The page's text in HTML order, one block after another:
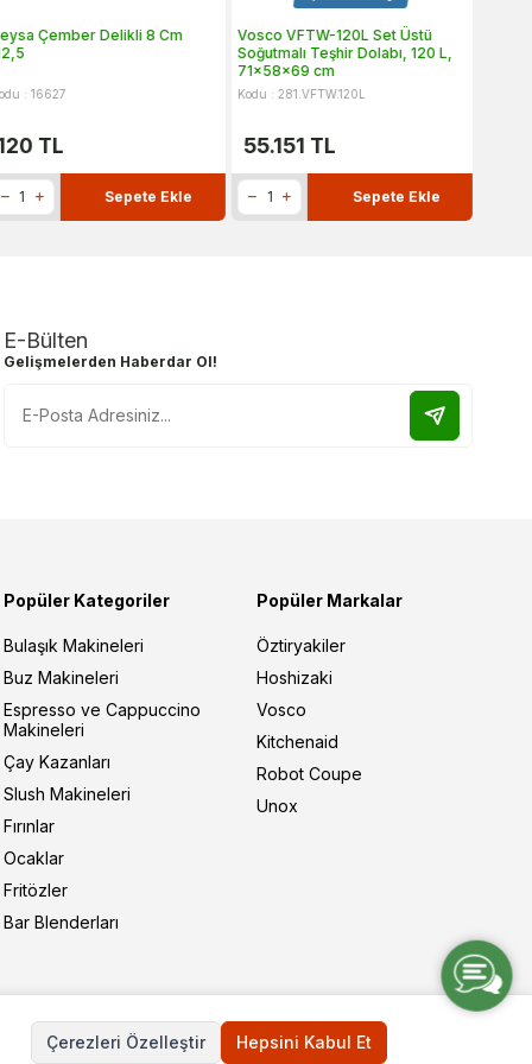
Çember Delikli 8 Cm
: 16627
TL
Sepete Ekle
Vosco VFTW-120L Set Üstü
Soğutmalı Teşhir Dolabı, 120 L,
71x58x69 cm
Kodu : 281.VFTW.120L
55.151 TL
Sepete Ekle
E-Bülten
Gelişmelerden Haberdar Ol!
Popüler Kategoriler
Bulaşık Makineleri
Buz Makineleri
Espresso ve Cappuccino
Makineleri
Çay Kazanları
Slush Makineleri
Fırınlar
Ocaklar
Fritözler
Bar Blenderları
Popüler Markalar
Öztiryakiler
Hoshizaki
Vosco
Kitchenaid
Robot Coupe
Unox
Çerezleri Özelleştir Hepsini Kabul Et